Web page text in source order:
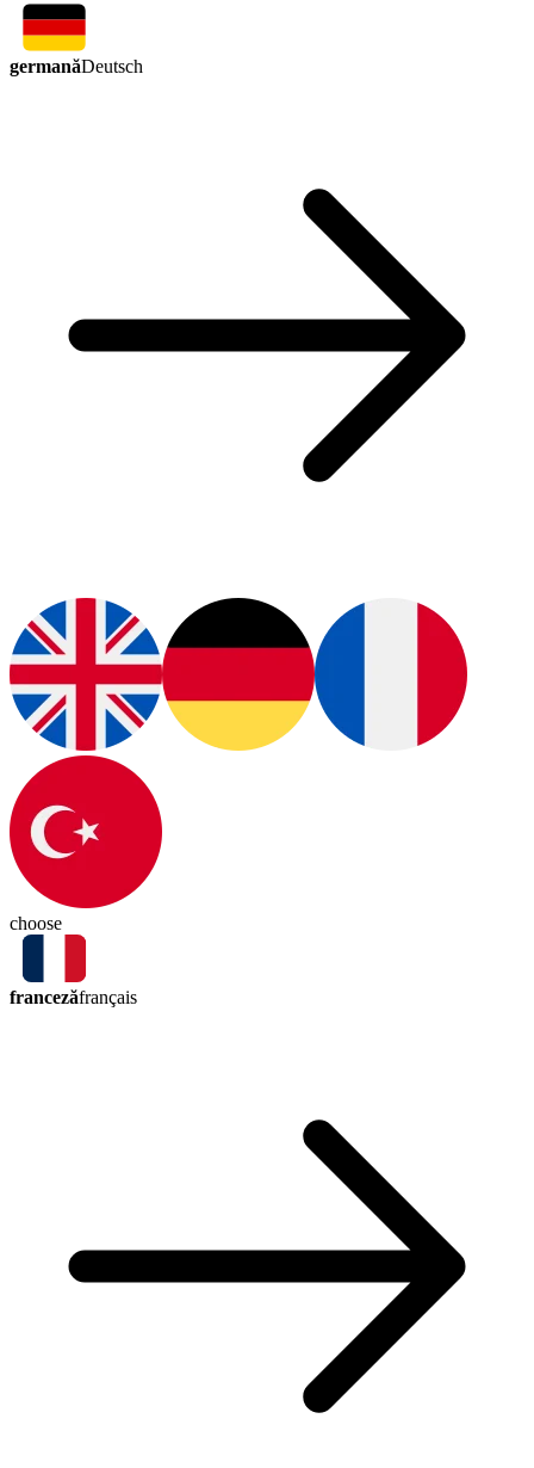
germanăDeutsch
choose
francezăfrançais